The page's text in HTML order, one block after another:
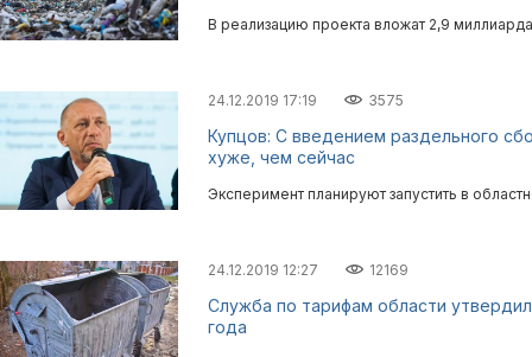
В реализацию проекта вложат 2,9
24.12.2019 17:19 3575
Купцов: С введением раздельного
хуже, чем сейчас
Эксперимент планируют запустить в
24.12.2019 12:27 12169
Служба по тарифам области
года